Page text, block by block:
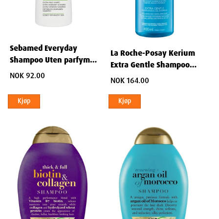
Dimensjoner
Height
Depth
Weight
Sebamed Everyday
Shampoo Uten parfyme
200ml
NOK 92.00
Kjøp
La Roche-Posay Kerium
Extra Gentle Shampoo
400 ml
NOK 164.00
Kjøp